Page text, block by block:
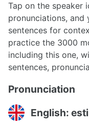
Tap on the speaker
pronunciations, and
sentences for
practice the 3000
including this one,
sentences,
Pronunciation
English: